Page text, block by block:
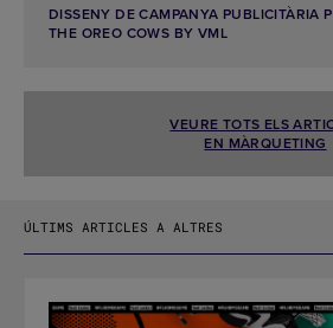
DISSENY DE CAMPANYA PUBLICITÀRIA
THE OREO COWS BY VML
VEURE TOTS ELS
EN MÀRQUETING
ÚLTIMS ARTICLES A ALTRES